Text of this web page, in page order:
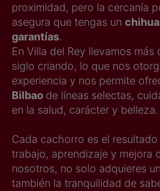
proximidad, pero la cercanía
asegura que tengas un
garantías.
En Villa del Rey llevamos
siglo criando, lo que nos
experiencia y nos permite
Bilbao de líneas selectas,
en la salud, carácter y belleza.
Cada cachorro es el
trabajo, aprendizaje y mejora
nosotros, no solo adquieres
también la tranquilidad de